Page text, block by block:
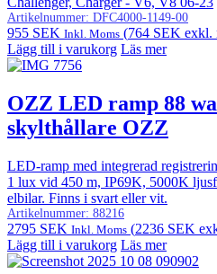
Artikelnummer: DFC4000-1149-00
955 SEK Inkl. Moms (764 SEK exkl.
Lägg till i varukorg Läs mer
OZZ LED ramp 88
skylthållare OZZ
LED-ramp med integrerad
1 lux vid 450 m, IP69K, 5000K
elbilar. Finns i svart eller vit.
Artikelnummer: 88216
2795 SEK Inkl. Moms (2236 SEK
Lägg till i varukorg Läs mer